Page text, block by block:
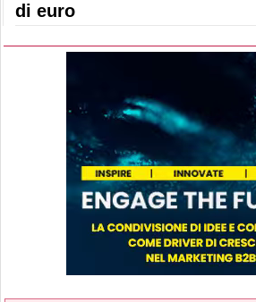
di euro